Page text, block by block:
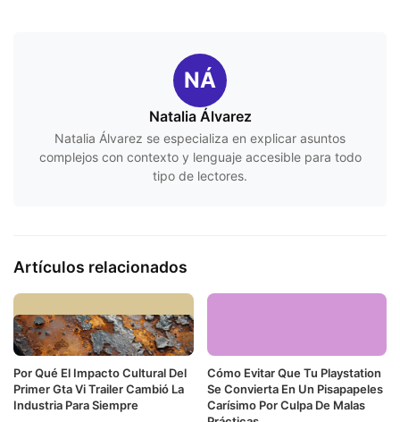
NÁ
Natalia Álvarez
Natalia Álvarez se especializa en explicar asuntos
complejos con contexto y lenguaje accesible para todo
tipo de lectores.
Artículos relacionados
Por Qué El Impacto Cultural Del
Primer Gta Vi Trailer Cambió La
Industria Para Siempre
Cómo Evitar Que Tu Playstation
Se Convierta En Un Pisapapeles
Carísimo Por Culpa De Malas